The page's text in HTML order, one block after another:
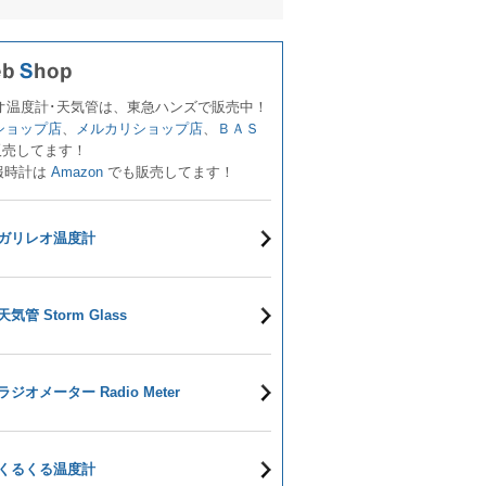
度計･天気管は、東急ハンズで販売中！
ョップ店、 メルカリショップ店、
ＢＡＳ
してます！
計は Amazon でも販売してます！
リレオ温度計
気管 Storm Glass
ジオメーター Radio Meter
るくる温度計